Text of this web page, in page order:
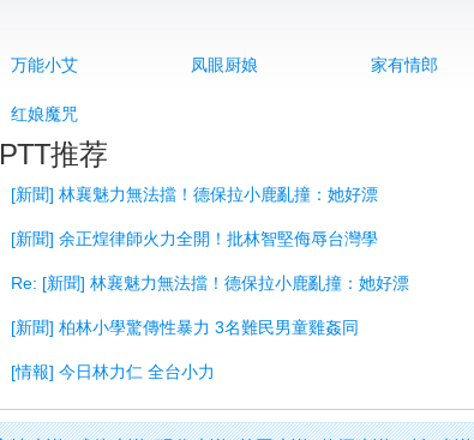
万能小艾 凤眼厨娘 家有情郎
红娘魔咒
PTT推荐
[新聞] 林襄魅力無法擋！德保拉小鹿亂撞：她好漂
[新聞] 余正煌律師火力全開！批林智堅侮辱台灣學
Re: [新聞] 林襄魅力無法擋！德保拉小鹿亂撞：她好漂
[新聞] 柏林小學驚傳性暴力 3名難民男童雞姦同
[情報] 今日林力仁 全台小力